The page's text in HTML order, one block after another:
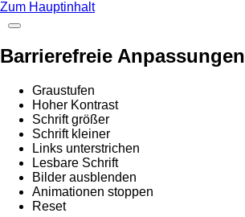
Zum Hauptinhalt
Barrierefreie Anpassungen
Graustufen
Hoher Kontrast
Schrift größer
Schrift kleiner
Links unterstrichen
Lesbare Schrift
Bilder ausblenden
Animationen stoppen
Reset